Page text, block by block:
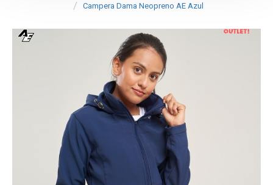
Campera Dama Neopreno AE Azul
TEXTTRANSPARENTE OUT